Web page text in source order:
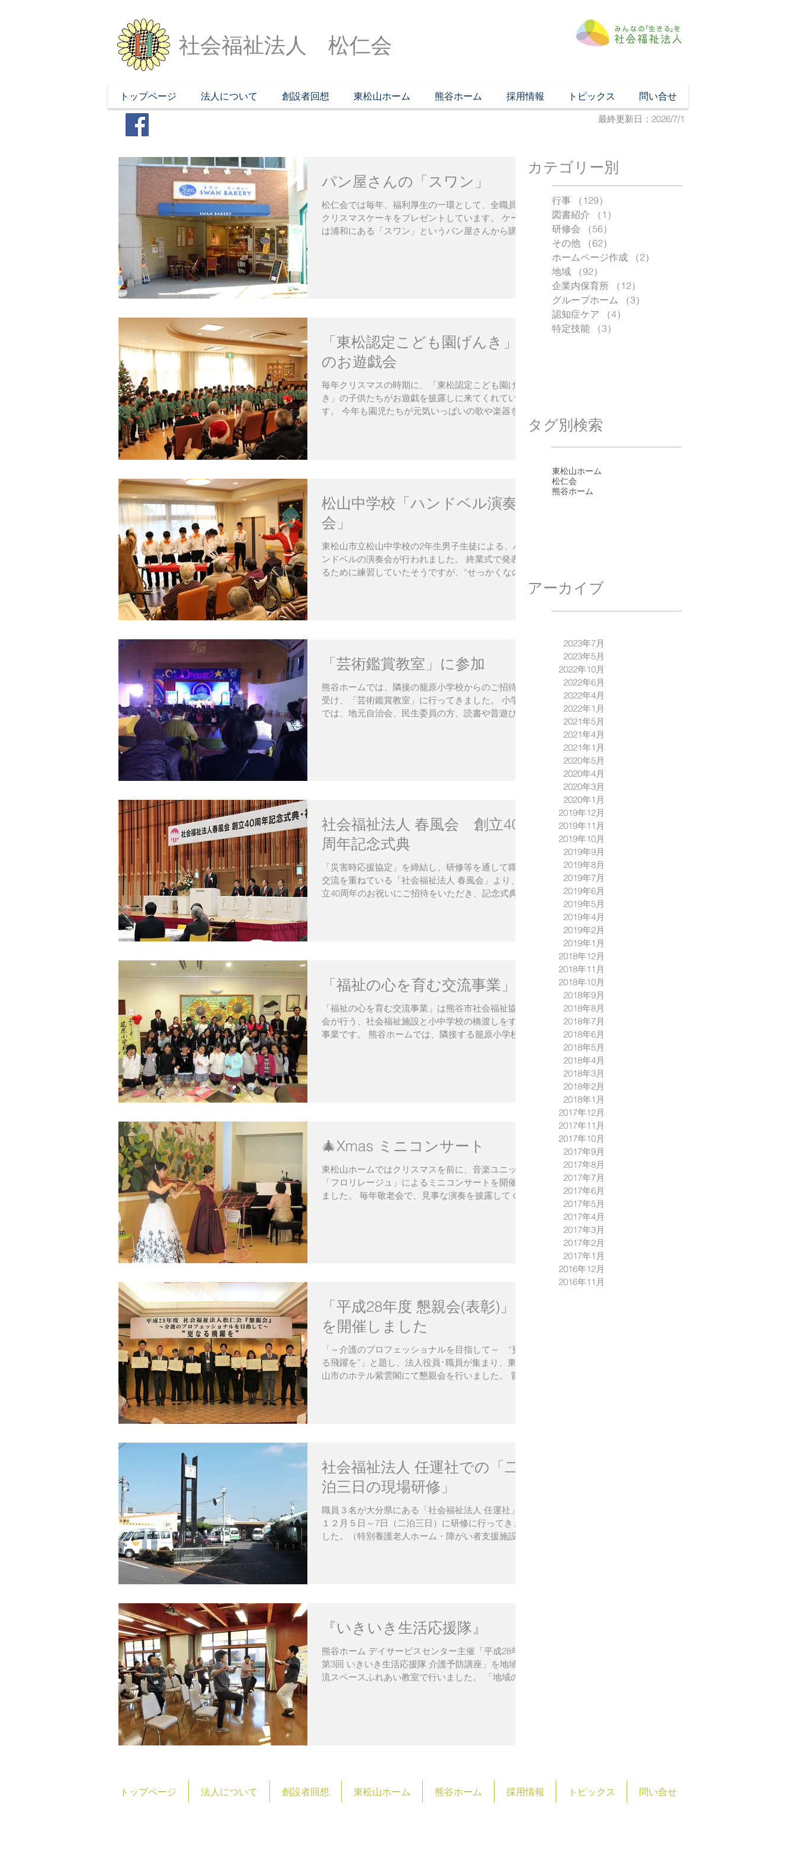
社会福祉法人 松仁会
トップページ 法人について 創設者回想 東松山ホーム 熊谷ホーム 採用情報 トピックス 問い合せ
最終更新日：2026/7/1
パン屋さんの「スワン」
松仁会では毎年、福利厚生の一環として、全職員に
クリスマスケーキをプレゼントしています。 ケーキ
は浦和にある「スワン」というパン屋さんから購入
「東松認定こども園げんき」
のお遊戯会
毎年クリスマスの時期に、「東松認定こども園げん
き」の子供たちがお遊戯を披露しに来てくれていま
す。 今年も園児たちが元気いっぱいの歌や楽器を演
松山中学校「ハンドベル演奏
会」
東松山市立松山中学校の2年生男子生徒による、ハ
ンドベルの演奏会が行われました。 終業式で発表す
るために練習していたそうですが、“せっかくなので
高齢者施設などで聞いてもらおう”という話になり、
「芸術鑑賞教室」に参加
熊谷ホームでは、隣接の籠原小学校からのご招待を
受け、「芸術鑑賞教室」に行ってきました。 小学校
では、地元自治会、民生委員の方、読書や昔遊びな
社会福祉法人 春風会 創立40
周年記念式典
「災害時応援協定」を締結し、研修等を通して職員
交流を重ねている「社会福祉法人 春風会」より、創
立40周年のお祝いにご招待をいただき、記念式典に
「福祉の心を育む交流事業」
「福祉の心を育む交流事業」は熊谷市社会福祉協議
会が行う、社会福祉施設と小中学校の橋渡しをする
事業です。 熊谷ホームでは、隣接する籠原小学校と
🎄Xmas ミニコンサート
東松山ホームではクリスマスを前に、音楽ユニット
「フロリレージュ」によるミニコンサートを開催し
ました。 毎年敬老会で、見事な演奏を披露してくだ
「平成28年度 懇親会(表彰)」
を開催しました
「～介護のプロフェッショナルを目指して～ “更な
る飛躍を”」と題し、法人役員･職員が集まり、東松
山市のホテル紫雲閣にて懇親会を行いました。 冒
社会福祉法人 任運社での「二
泊三日の現場研修」
職員３名が大分県にある「社会福祉法人 任運社」に
１２月５日～7日（二泊三日）に研修に行ってきま
した。（特別養護老人ホーム・障がい者支援施設 等
『いきいき生活応援隊』
熊谷ホーム デイサービスセンター主催「平成28年度
第3回 いきいき生活応援隊 介護予防講座」を地域交
流スペースふれあい教室で行いました。 「地域の人
カテゴリー別
行事 （129）
図書紹介
（1）
研修会
（56）
その他
（62）
ホームページ作成
（2）
地域
（92）
企業内保育所
（12）
グループホーム
（3）
認知症ケア
（4）
特定技能
（3）
タグ別検索
東松山ホーム
松仁会
熊谷ホーム
アーカイブ
2023年7月
2023年5月
2022年10月
2022年6月
2022年4月
2022年1月
2021年5月
2021年4月
2021年1月
2020年5月
2020年4月
2020年3月
2020年1月
2019年12月
2019年11月
2019年10月
2019年9月
2019年8月
2019年7月
2019年6月
2019年5月
2019年4月
2019年2月
2019年1月
2018年12月
2018年11月
2018年10月
2018年9月
2018年8月
2018年7月
2018年6月
2018年5月
2018年4月
2018年3月
2018年2月
2018年1月
2017年12月
2017年11月
2017年10月
2017年9月
2017年8月
2017年7月
2017年6月
2017年5月
2017年4月
2017年3月
2017年2月
2017年1月
2016年12月
2016年11月
トップページ 法人について 創設者回想 東松山ホーム 熊谷ホーム 採用情報 トピックス 問い合せ